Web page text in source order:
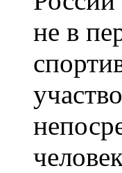
не в